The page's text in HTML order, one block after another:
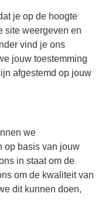
je op de hoogte
site weergeven en
vind je ons
jouw toestemming
afgestemd op jouw
we
op basis van jouw
in staat om de
om de kwaliteit van
dit kunnen doen,